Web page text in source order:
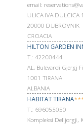
email:
ULICA IVA DULCICA
20000 DUBROVNIK
CROACIA
HILTON GARDEN
Т.: 42200444
AL, Bulevardi Gjergj
1001 TIRANA
ALBANIA
HABITAT TIRANA
Т.: 696055050
Kompleksi Delijorgji,